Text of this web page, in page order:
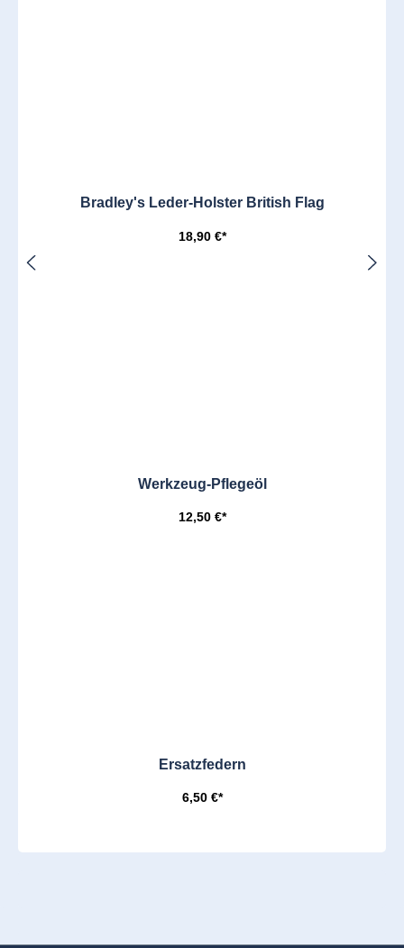
Bradley's Leder-Holster British Flag
18,90 €*
Werkzeug-Pflegeöl
12,50 €*
Ersatzfedern
6,50 €*